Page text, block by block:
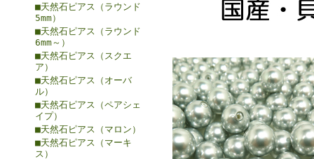
■天然石ピアス（ラウンド
5mm）
■天然石ピアス（ラウンド
6mm～）
■天然石ピアス（スクエ
ア）
■天然石ピアス（オーバ
ル）
■天然石ピアス（ペアシェ
イプ）
■天然石ピアス（マロン）
■天然石ピアス（マーキ
ス）